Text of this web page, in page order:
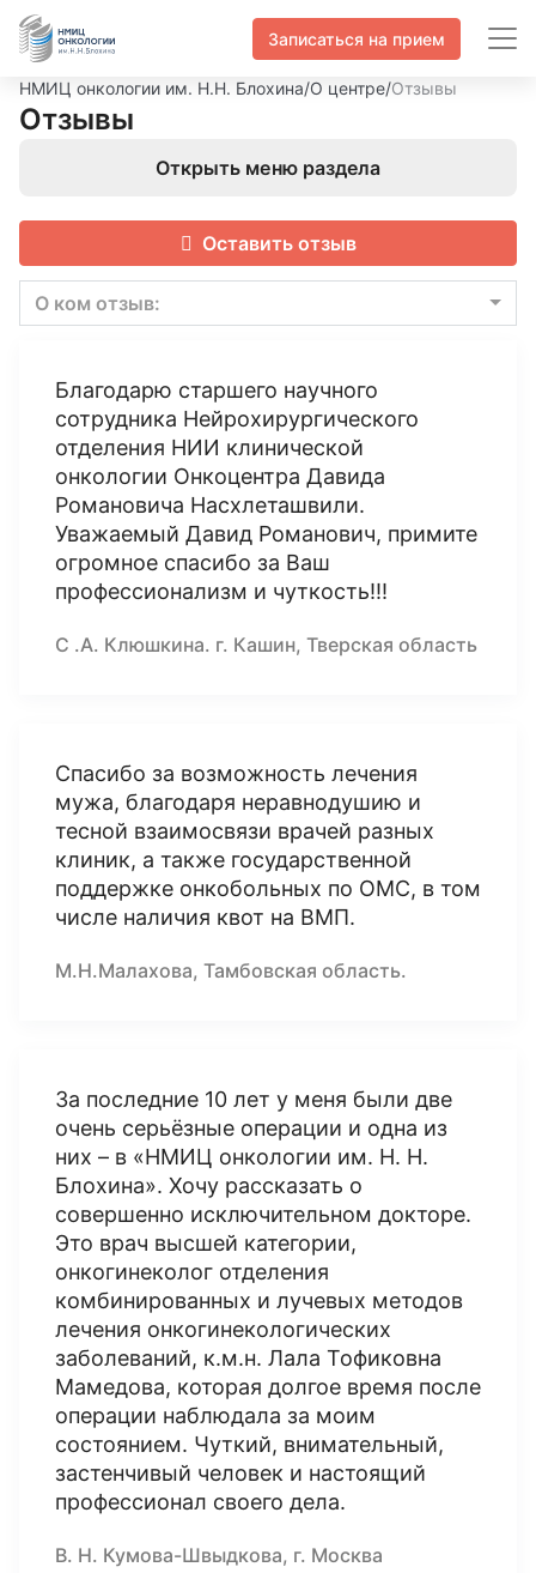
Записаться на прием
НМИЦ онкологии им. Н.Н. Блохина/О центре/Отзывы
Отзывы
Открыть меню раздела
Оставить отзыв
О ком отзыв:
Благодарю старшего научного
сотрудника Нейрохирургического
отделения НИИ клинической
онкологии Онкоцентра Давида
Романовича Насхлеташвили.
Уважаемый Давид Романович, примите
огромное спасибо за Ваш
профессионализм и чуткость!!!
С .А. Клюшкина. г. Кашин, Тверская область
Спасибо за возможность лечения
мужа, благодаря неравнодушию и
тесной взаимосвязи врачей разных
клиник, а также государственной
поддержке онкобольных по ОМС, в том
числе наличия квот на ВМП.
М.Н.Малахова, Тамбовская область.
За последние 10 лет у меня были две
очень серьёзные операции и одна из
них – в «НМИЦ онкологии им. Н. Н.
Блохина». Хочу рассказать о
совершенно исключительном докторе.
Это врач высшей категории,
онкогинеколог отделения
комбинированных и лучевых методов
лечения онкогинекологических
заболеваний, к.м.н. Лала Тофиковна
Мамедова, которая долгое время после
операции наблюдала за моим
состоянием. Чуткий, внимательный,
застенчивый человек и настоящий
профессионал своего дела.
В. Н. Кумова-Швыдкова, г. Москва